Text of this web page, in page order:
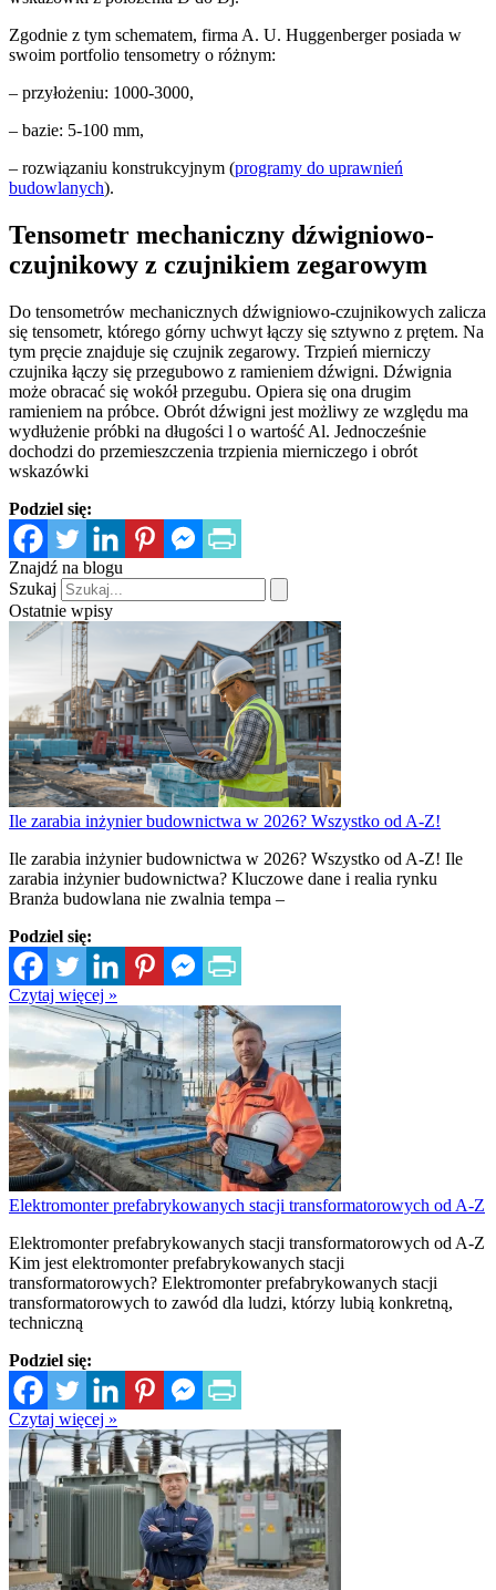
Zgodnie z tym schematem, firma A. U. Huggenberger posiada w
swoim portfolio tensometry o różnym:
– przyłożeniu: 1000-3000,
– bazie: 5-100 mm,
– rozwiązaniu konstrukcyjnym (programy do uprawnień
budowlanych).
Tensometr mechaniczny dźwigniowo-
czujnikowy z czujnikiem zegarowym
Do tensometrów mechanicznych dźwigniowo-czujnikowych zalicza
się tensometr, którego górny uchwyt łączy się sztywno z prętem. Na
tym pręcie znajduje się czujnik zegarowy. Trzpień mierniczy
czujnika łączy się przegubowo z ramieniem dźwigni. Dźwignia
może obracać się wokół przegubu. Opiera się ona drugim
ramieniem na próbce. Obrót dźwigni jest możliwy ze względu ma
wydłużenie próbki na długości l o wartość Al. Jednocześnie
dochodzi do przemieszczenia trzpienia mierniczego i obrót
wskazówki
Podziel się:
Znajdź na blogu
Szukaj
Ostatnie wpisy
Ile zarabia inżynier budownictwa w 2026? Wszystko od A-Z!
Ile zarabia inżynier budownictwa w 2026? Wszystko od A-Z! Ile
zarabia inżynier budownictwa? Kluczowe dane i realia rynku
Branża budowlana nie zwalnia tempa –
Podziel się:
Czytaj więcej »
Elektromonter prefabrykowanych stacji transformatorowych od A-Z
Elektromonter prefabrykowanych stacji transformatorowych od A-Z
Kim jest elektromonter prefabrykowanych stacji
transformatorowych? Elektromonter prefabrykowanych stacji
transformatorowych to zawód dla ludzi, którzy lubią konkretną,
techniczną
Podziel się:
Czytaj więcej »